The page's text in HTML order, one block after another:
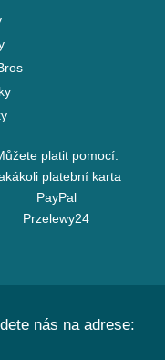
platit pomocí:
platební karta
PayPal
Przelewy24
nás na adrese: